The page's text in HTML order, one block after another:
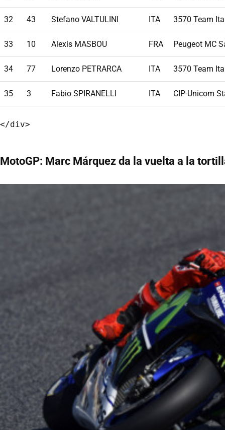
32 43 Stefano VALTULINI ITA 3570 Team
33 10 Alexis MASBOU FRA Peugeot MC
34 77 Lorenzo PETRARCA ITA 3570 Team
35 3 Fabio SPIRANELLI ITA CIP-Unicom
MotoGP: Marc Márquez da la vuelta a la